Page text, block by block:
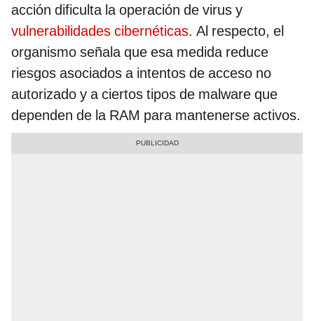
acción dificulta la operación de virus y
vulnerabilidades cibernéticas. Al respecto, el
organismo señala que esa medida reduce
riesgos asociados a intentos de acceso no
autorizado y a ciertos tipos de malware que
dependen de la RAM para mantenerse activos.